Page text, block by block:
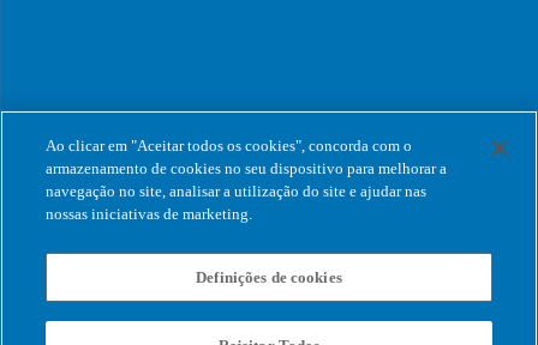
Ao clicar em "Aceitar todos os cookies", concorda com o
armazenamento de cookies no seu dispositivo para melhorar a
navegação no site, analisar a utilização do site e ajudar nas
nossas iniciativas de marketing.
Definições de cookies